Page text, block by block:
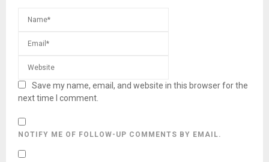
Save my name, email, and website in this browser for the
next time I comment.
NOTIFY ME OF FOLLOW-UP COMMENTS BY EMAIL.